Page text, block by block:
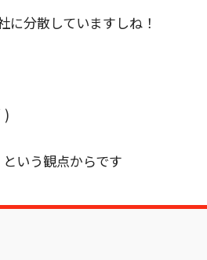
分散していますしね！
)
いう観点からです